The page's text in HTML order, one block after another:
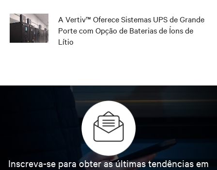
A Vertiv™ Oferece Sistemas UPS de Grande
Porte com Opção de Baterias de Íons de
Lítio
Inscreva-se para obter as últimas tendências em